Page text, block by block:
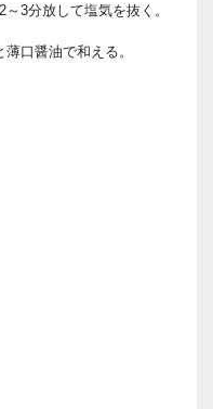
3分放して塩気を抜く。
口醤油で和える。